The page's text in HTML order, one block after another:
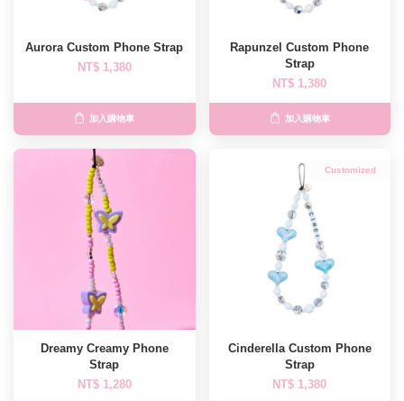
Aurora Custom Phone Strap
NT$ 1,380
加入購物車
Rapunzel Custom Phone
Strap
NT$ 1,380
加入購物車
Dreamy Creamy Phone
Strap
NT$ 1,280
Customized
Cinderella Custom Phone
Strap
NT$ 1,380